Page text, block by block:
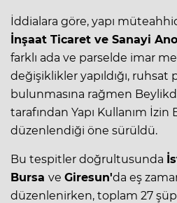
İddialara göre, yapı
İnşaat Ticaret ve Sanayi
farklı ada ve parselde imar
değişiklikler yapıldığı, ruhsat
bulunmasına rağmen
tarafından Yapı Kullanım İzin
düzenlendiği öne sürüldü.
Bu tespitler doğrultusunda
Bursa ve Giresun'da eş
düzenlenirken, toplam 27